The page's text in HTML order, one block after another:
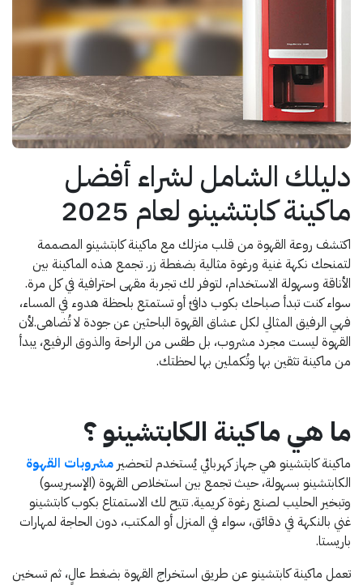
دليلك الشامل لشراء أفضل
ماكينة كابتشينو لعام 2025
اكتشف روعة القهوة من قلب منزلك مع ماكينة كابتشينو المصممة
لتمنحك نكهة غنية ورغوة مثالية بضغطة زر. تجمع هذه الماكينة بين
الأناقة وسهولة الاستخدام، لتوفر لك تجربة مقهى احترافية في كل مرة.
سواء كنت تبدأ صباحك بكوب دافئ أو تستمتع بلحظة هدوء في المساء،
فهي الرفيق المثالي لكل عشاق القهوة الباحثين عن جودة لا تُضاهى.لأن
القهوة ليست مجرد مشروب، بل طقس من الراحة والذوق الرفيع، يبدأ
من ماكينة تثقين بها وتُكملين بها لحظتك.
ما هي ماكينة الكابتشينو ؟
ماكينة كابتشينو هي جهاز كهربائي يُستخدم لتحضير مشروبات القهوة
الكابتشينو بسهولة، حيث تجمع بين استخلاص القهوة (الإسبريسو)
وتبخير الحليب لصنع رغوة كريمية. تتيح لك الاستمتاع بكوب كابتشينو
غني بالنكهة في دقائق، سواء في المنزل أو المكتب، دون الحاجة لمهارات
باريستا.
تعمل ماكينة كابتشينو عن طريق استخراج القهوة بضغط عالٍ، ثم تسخين